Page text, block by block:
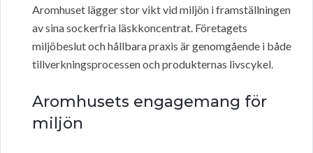
Aromhuset lägger stor vikt vid miljön i framställningen
av sina sockerfria läskkoncentrat. Företagets
miljöbeslut och hållbara praxis är genomgående i både
tillverkningsprocessen och produkternas livscykel.
Aromhusets engagemang för
miljön